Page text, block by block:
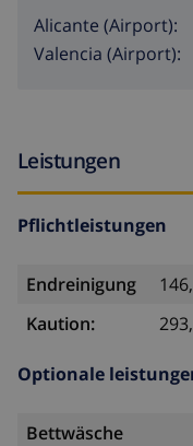
Alicante (Airport):
Valencia (Airport):
Leistungen
Pflichtleistungen
Endreinigung
Kaution:
Optionale
Bettwäsche